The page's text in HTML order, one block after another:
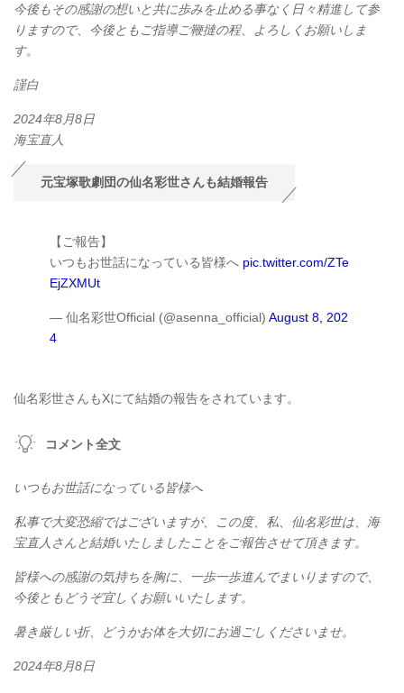
今後もその感謝の想いと共に歩みを止める事なく日々精進して参
りますので、今後ともご指導ご鞭撻の程、よろしくお願いしま
す。
謹白
2024年8月8日
海宝直人
元宝塚歌劇団の仙名彩世さんも結婚報告
【ご報告】
いつもお世話になっている皆様へ pic.twitter.com/ZTe
EjZXMUt
— 仙名彩世Official (@asenna_official) August 8, 202
4
仙名彩世さんもXにて結婚の報告をされています。
コメント全文
いつもお世話になっている皆様へ
私事で大変恐縮ではございますが、この度、私、仙名彩世は、海
宝直人さんと結婚いたしましたことをご報告させて頂きます。
皆様への感謝の気持ちを胸に、一歩一歩進んでまいりますので、
今後ともどうぞ宜しくお願いいたします。
暑き厳しい折、どうかお体を大切にお過ごしくださいませ。
2024年8月8日